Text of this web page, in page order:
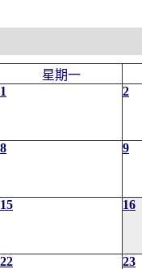
星期一
1
2
8 9
15 16
22 23